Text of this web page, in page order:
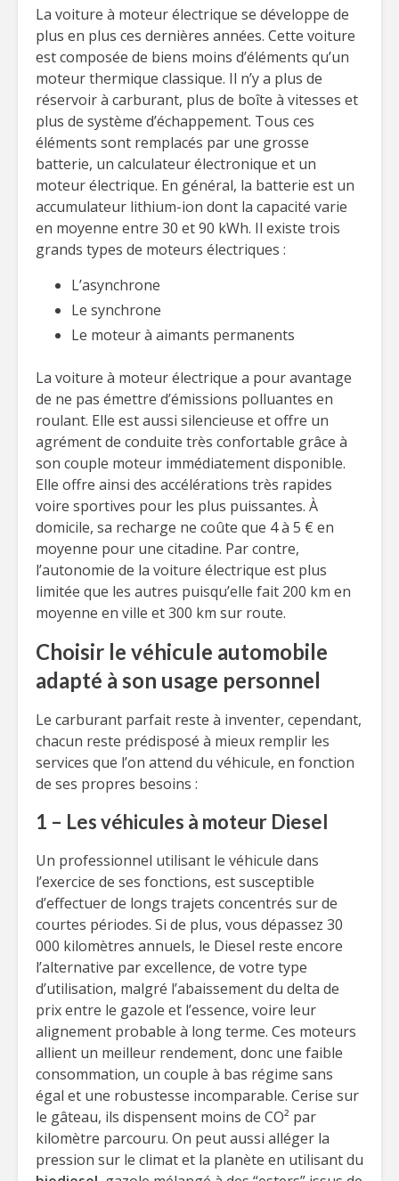
La voiture à moteur électrique se développe de
plus en plus ces dernières années. Cette voiture
est composée de biens moins d’éléments qu’un
moteur thermique classique. Il n’y a plus de
réservoir à carburant, plus de boîte à vitesses et
plus de système d’échappement. Tous ces
éléments sont remplacés par une grosse
batterie, un calculateur électronique et un
moteur électrique. En général, la batterie est un
accumulateur lithium-ion dont la capacité varie
en moyenne entre 30 et 90 kWh. Il existe trois
grands types de moteurs électriques :
L’asynchrone
Le synchrone
Le moteur à aimants permanents
La voiture à moteur électrique a pour avantage
de ne pas émettre d’émissions polluantes en
roulant. Elle est aussi silencieuse et offre un
agrément de conduite très confortable grâce à
son couple moteur immédiatement disponible.
Elle offre ainsi des accélérations très rapides
voire sportives pour les plus puissantes. À
domicile, sa recharge ne coûte que 4 à 5 € en
moyenne pour une citadine. Par contre,
l’autonomie de la voiture électrique est plus
limitée que les autres puisqu’elle fait 200 km en
moyenne en ville et 300 km sur route.
Choisir le véhicule automobile
adapté à son usage personnel
Le carburant parfait reste à inventer, cependant,
chacun reste prédisposé à mieux remplir les
services que l’on attend du véhicule, en fonction
de ses propres besoins :
1 – Les véhicules à moteur Diesel
Un professionnel utilisant le véhicule dans
l’exercice de ses fonctions, est susceptible
d’effectuer de longs trajets concentrés sur de
courtes périodes. Si de plus, vous dépassez 30
000 kilomètres annuels, le Diesel reste encore
l’alternative par excellence, de votre type
d’utilisation, malgré l’abaissement du delta de
prix entre le gazole et l’essence, voire leur
alignement probable à long terme. Ces moteurs
allient un meilleur rendement, donc une faible
consommation, un couple à bas régime sans
égal et une robustesse incomparable. Cerise sur
le gâteau, ils dispensent moins de CO² par
kilomètre parcouru. On peut aussi alléger la
pression sur le climat et la planète en utilisant du